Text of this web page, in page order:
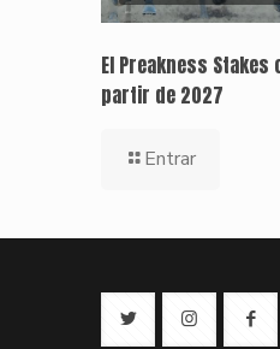
El Preakness Stakes
partir de 2027
Entrar